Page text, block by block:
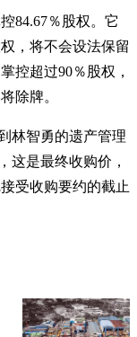
84.67％股权。它
，将不会设法保留
控超过90％股权，
除牌。
林智勇的遗产管理
这是最终收购价，
受收购要约的截止